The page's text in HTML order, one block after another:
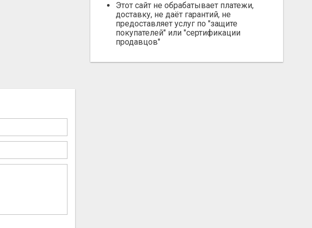
Этот сайт не обрабатывает платежи,
доставку, не даёт гарантий, не
предоставляет услуг по "защите
покупателей" или "сертификации
продавцов"